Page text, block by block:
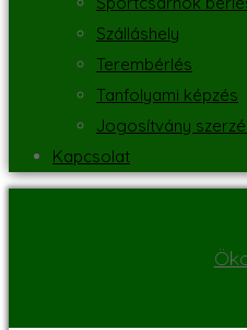
Szálláshely
Terembérlés
Tanfolyami képzés
Jogosítvány
Kapcsolat